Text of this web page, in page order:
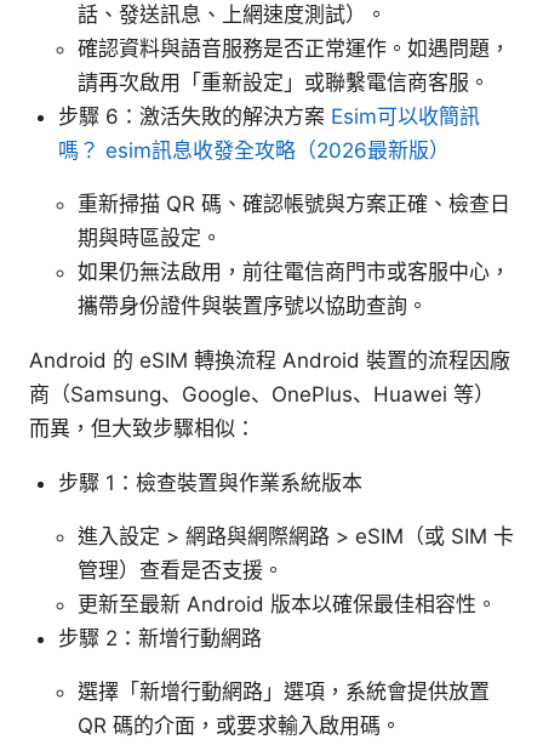
話、發送訊息、上網速度測試）。
確認資料與語音服務是否正常運作。如遇問題，
請再次啟用「重新設定」或聯繫電信商客服。
步驟 6：激活失敗的解決方案 Esim可以收簡訊
嗎？ esim訊息收發全攻略（2026最新版）
重新掃描 QR 碼、確認帳號與方案正確、檢查日
期與時區設定。
如果仍無法啟用，前往電信商門市或客服中心，
攜帶身份證件與裝置序號以協助查詢。
Android 的 eSIM 轉換流程 Android 裝置的流程因廠
商（Samsung、Google、OnePlus、Huawei 等）
而異，但大致步驟相似：
步驟 1：檢查裝置與作業系統版本
進入設定 > 網路與網際網路 > eSIM（或 SIM 卡
管理）查看是否支援。
更新至最新 Android 版本以確保最佳相容性。
步驟 2：新增行動網路
選擇「新增行動網路」選項，系統會提供放置
QR 碼的介面，或要求輸入啟用碼。